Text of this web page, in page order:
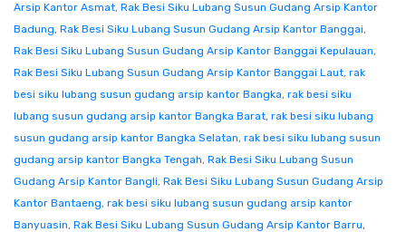
Arsip Kantor Asmat, Rak Besi Siku Lubang Susun Gudang Arsip Kantor
Badung, Rak Besi Siku Lubang Susun Gudang Arsip Kantor Banggai,
Rak Besi Siku Lubang Susun Gudang Arsip Kantor Banggai Kepulauan,
Rak Besi Siku Lubang Susun Gudang Arsip Kantor Banggai Laut, rak
besi siku lubang susun gudang arsip kantor Bangka, rak besi siku
lubang susun gudang arsip kantor Bangka Barat, rak besi siku lubang
susun gudang arsip kantor Bangka Selatan, rak besi siku lubang susun
gudang arsip kantor Bangka Tengah, Rak Besi Siku Lubang Susun
Gudang Arsip Kantor Bangli, Rak Besi Siku Lubang Susun Gudang Arsip
Kantor Bantaeng, rak besi siku lubang susun gudang arsip kantor
Banyuasin, Rak Besi Siku Lubang Susun Gudang Arsip Kantor Barru,